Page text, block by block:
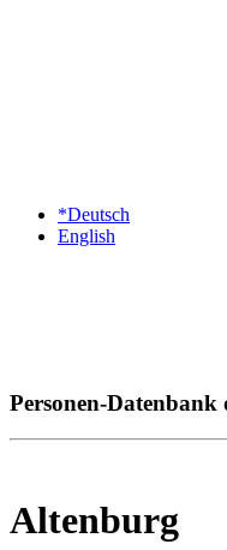
*Deutsch
English
Personen-
Altenburg